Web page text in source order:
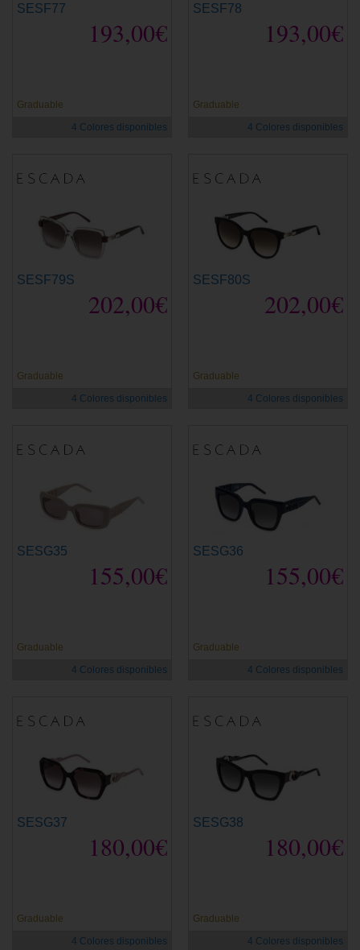
SESF77
193,00€
Graduable
4 Colores disponibles
SESF78
193,00€
Graduable
4 Colores disponibles
SESF79S
202,00€
Graduable
4 Colores disponibles
SESF80S
202,00€
Graduable
4 Colores disponibles
SESG35
155,00€
Graduable
4 Colores disponibles
SESG36
155,00€
Graduable
4 Colores disponibles
SESG37
180,00€
Graduable
4 Colores disponibles
SESG38
180,00€
Graduable
4 Colores disponibles